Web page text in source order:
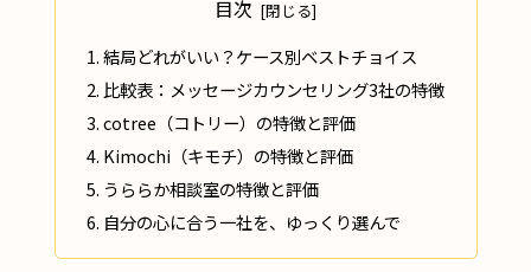
目次
結局どれがいい？ケース別ベストチョイス
比較表：メッセージカウンセリング3社の特徴
cotree（コトリー）の特徴と評価
Kimochi（キモチ）の特徴と評価
うららか相談室の特徴と評価
自分の心に合う一社を、ゆっくり選んで